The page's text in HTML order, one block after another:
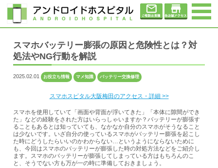
スマホバッテリー膨張の原因と危険性とは？対
処法やNG行動を解説
2025.02.01 お役立ち情報 マメ知識 バッテリー交換修理
スマホスピタル大阪梅田のアクセス・詳細 >>
スマホを使用していて「画面や背面が浮いてきた」「本体に隙間ができ
た」などの経験をされた方はいらっしゃいますか？バッテリーが膨張す
ることもあるとは知っていても、なかなか自分のスマホがそうなること
は少ないです。いざ自分の使っているスマホがバッテリー膨張を起こし
た時にどうしたらいいのかわからない…というようにならないために
も、今回はスマホのバッテリーが膨張した時の対処方法などをご紹介し
ます。スマホのバッテリーが膨張してしまっている方はもちろんのこ
と、そうでない方も万が一の時に準備しておきましょう。